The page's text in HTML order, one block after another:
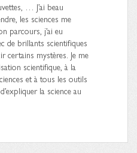
… J’ai beau
les sciences me
parcours, j’ai eu
de brillants scientifiques
certains mystères. Je me
scientifique, à la
et à tous les outils
la science au